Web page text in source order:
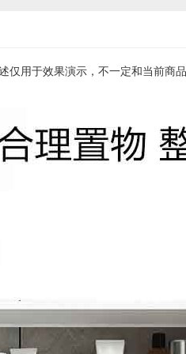
仅用于效果演示，不一定和当前商